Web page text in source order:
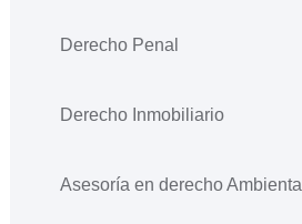
Derecho Penal
Derecho Inmobiliario
Asesoría en derecho Ambiental